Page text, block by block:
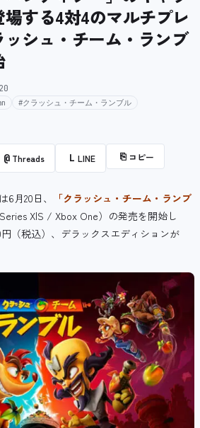
する4対4のマルチプレ
シュ・チーム・ランブ
#クラッシュ・チーム・ランブル
@ Threads L LINE ⎘ コピー
月20日、
「クラッシュ・チーム・ランブ
X|S / Xbox One）の発売を開始し
（税込）、デラックスエディションが